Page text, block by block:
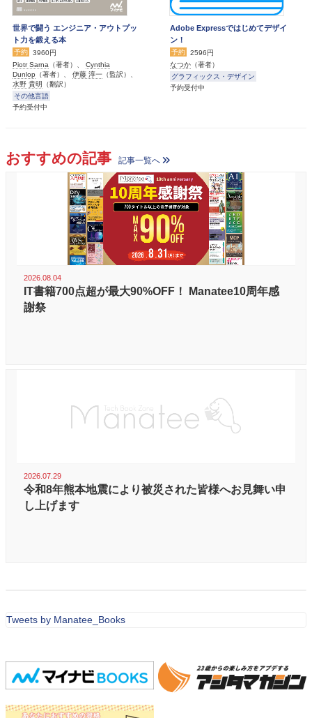
世界で闘う エンジニア・アウトプッ
ト力を鍛える本
予約
3960円
Piotr Sarna （著者）、 Cynthia
Dunlop （著者）、 伊藤 淳一 （監訳）、
水野 貴明 （翻訳）
その他言語
予約受付中
Adobe Expressではじめてデザイ
ン！
予約
2596円
なつか （著者）
グラフィックス・デザイン
予約受付中
おすすめの記事 記事一覧へ
2026.08.04
IT書籍700点超が最大90%OFF！ Manatee10周年感
謝祭
2026.07.29
令和8年熊本地震により被災された皆様へお見舞い申
し上げます
Tweets by Manatee_Books